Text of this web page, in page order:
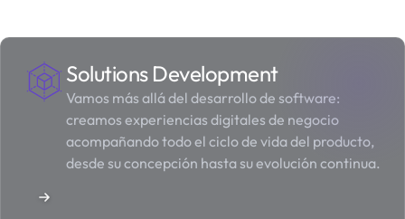
Solutions Development
Vamos más allá del desarrollo de software:
creamos experiencias digitales de negocio
acompañando todo el ciclo de vida del producto,
desde su concepción hasta su evolución continua.